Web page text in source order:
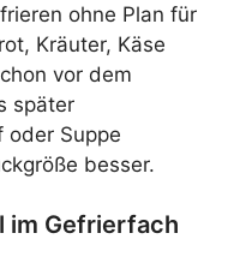
ohne Plan für
Kräuter, Käse
vor dem
später
oder Suppe
besser.
im Gefrierfach